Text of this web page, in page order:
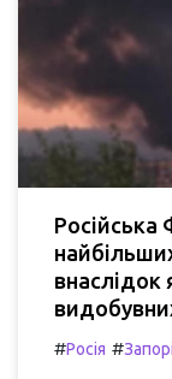
Російська
внаслідок
#Росія #